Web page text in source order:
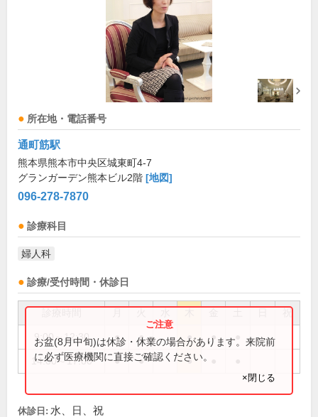
所在地・電話番号
通町筋駅
熊本県熊本市中央区城東町4-7
グランガーデン熊本ビル2階 [地図]
096-278-7870
診療科目
婦人科
診療/受付時間・休診日
祝
9:00～12:30 ● ● ● ●
14:00～17:00 ● ● ●
お盆(8月中旬)は休診・休業の場合があります。来院前
に必ず医療機関に直接ご確認ください。
×閉じる
休診日: 水、日、祝